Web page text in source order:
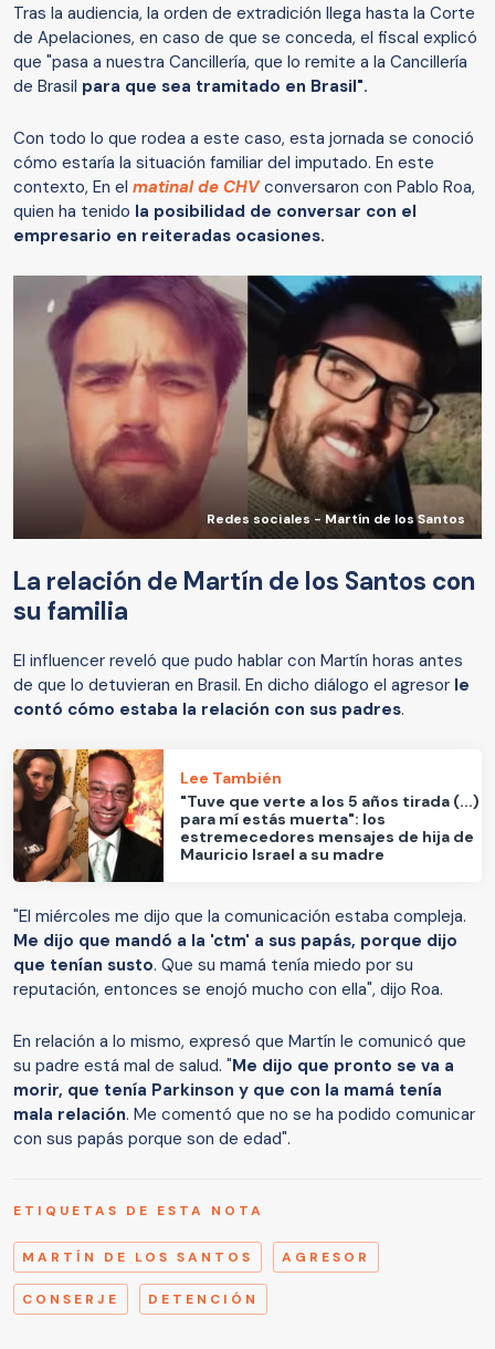
Tras la audiencia, la orden de extradición llega hasta la Corte
de Apelaciones, en caso de que se conceda, el fiscal explicó
que "pasa a nuestra Cancillería, que lo remite a la Cancillería
de Brasil para que sea tramitado en Brasil".
Con todo lo que rodea a este caso, esta jornada se conoció
cómo estaría la situación familiar del imputado. En este
contexto, En el matinal de CHVconversaron con Pablo Roa,
quien ha tenido la posibilidad de conversar con el
empresario en reiteradas ocasiones.
Redes sociales - Martín de los Santos
La relación de Martín de los Santos con
su familia
El influencer reveló que pudo hablar con Martín horas antes
de que lo detuvieran en Brasil. En dicho diálogo el agresor le
contó cómo estaba la relación con sus padres.
Lee También
"Tuve que verte a los 5 años tirada (...)
para mí estás muerta": los
estremecedores mensajes de hija de
Mauricio Israel a su madre
"El miércoles me dijo que la comunicación estaba compleja.
Me dijo que mandó a la 'ctm' a sus papás, porque dijo
que tenían susto. Que su mamá tenía miedo por su
reputación, entonces se enojó mucho con ella", dijo Roa.
En relación a lo mismo, expresó que Martín le comunicó que
su padre está mal de salud. "Me dijo que pronto se va a
morir, que tenía Parkinson y que con la mamá tenía
mala relación. Me comentó que no se ha podido comunicar
con sus papás porque son de edad".
ETIQUETAS DE ESTA NOTA
MARTÍN DE LOS SANTOS AGRESOR
CONSERJE DETENCIÓN